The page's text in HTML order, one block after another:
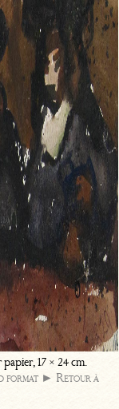
17 × 24 cm.
format ► Retour à